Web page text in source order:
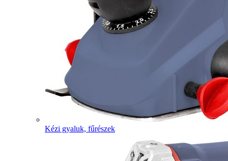
Kézi gyaluk, fűrészek